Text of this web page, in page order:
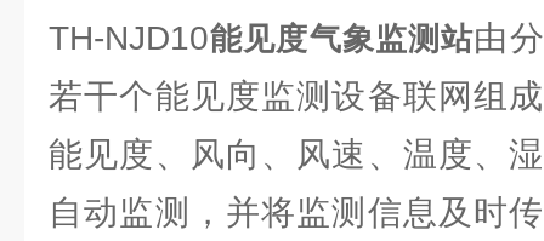
TH-NJD10能见度气象监测站由
若干个能见度监测设备联网组
能见度、风向、风速、温度、
自动监测，并将监测信息及时